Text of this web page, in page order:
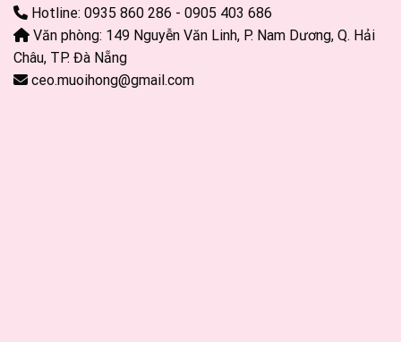
Hotline: 0935 860 286 - 0905 403 686
Văn phòng: 149 Nguyễn Văn Linh, P. Nam Dương, Q. Hải
Châu, TP. Đà Nẵng
ceo.muoihong@gmail.com